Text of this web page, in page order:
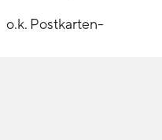
o.k. Postkarten-